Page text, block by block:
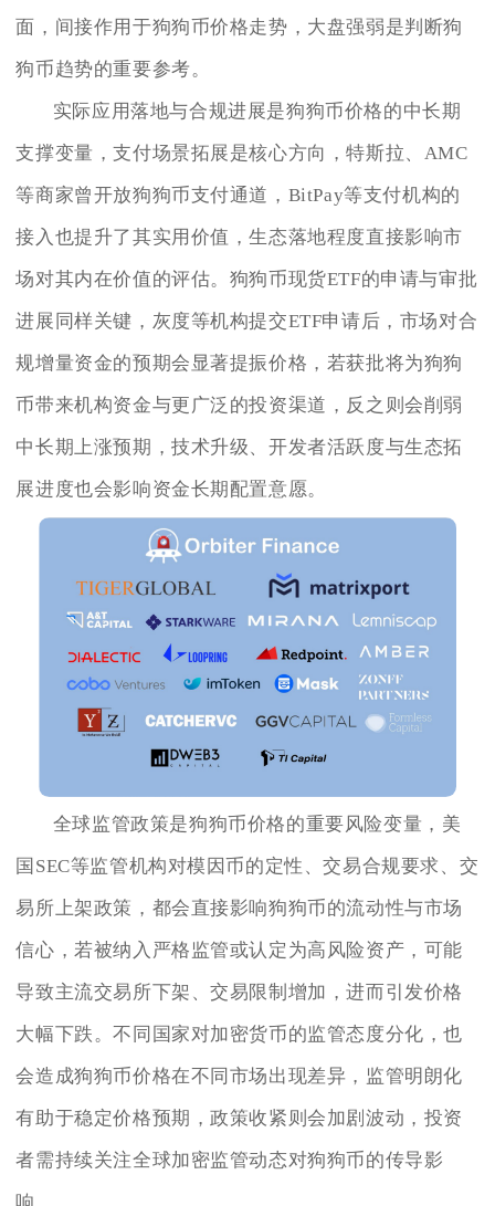
面，间接作用于狗狗币价格走势，大盘强弱是判断狗
狗币趋势的重要参考。
实际应用落地与合规进展是狗狗币价格的中长期
支撑变量，支付场景拓展是核心方向，特斯拉、AMC
等商家曾开放狗狗币支付通道，BitPay等支付机构的
接入也提升了其实用价值，生态落地程度直接影响市
场对其内在价值的评估。狗狗币现货ETF的申请与审批
进展同样关键，灰度等机构提交ETF申请后，市场对合
规增量资金的预期会显著提振价格，若获批将为狗狗
币带来机构资金与更广泛的投资渠道，反之则会削弱
中长期上涨预期，技术升级、开发者活跃度与生态拓
展进度也会影响资金长期配置意愿。
全球监管政策是狗狗币价格的重要风险变量，美
国SEC等监管机构对模因币的定性、交易合规要求、交
易所上架政策，都会直接影响狗狗币的流动性与市场
信心，若被纳入严格监管或认定为高风险资产，可能
导致主流交易所下架、交易限制增加，进而引发价格
大幅下跌。不同国家对加密货币的监管态度分化，也
会造成狗狗币价格在不同市场出现差异，监管明朗化
有助于稳定价格预期，政策收紧则会加剧波动，投资
者需持续关注全球加密监管动态对狗狗币的传导影
响。